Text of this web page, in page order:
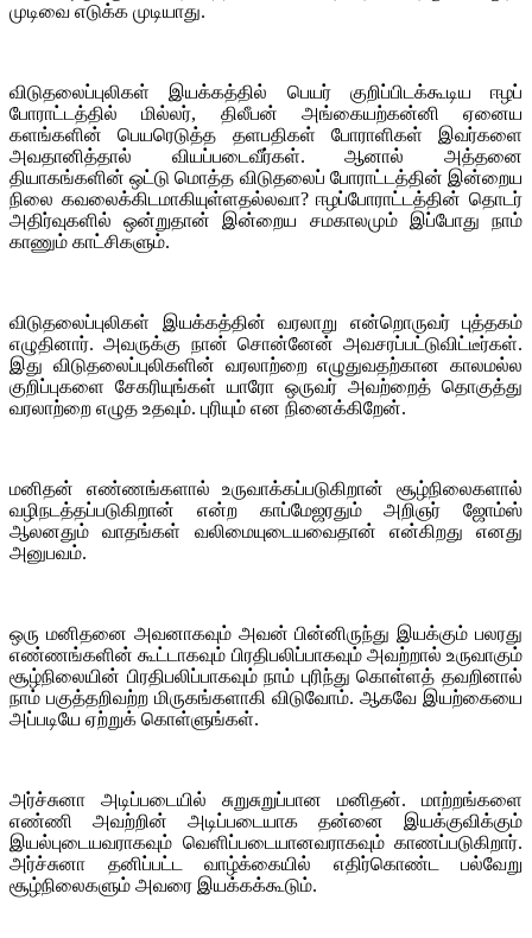
முடிவை எடுக்க முடியாது.
விடுதலைப்புலிகள் இயக்கத்தில் பெயர் குறிப்பிடக்கூடிய ஈழப்
போராட்டத்தில் மில்லர், திலீபன் அங்கையற்கன்னி ஏனைய
களங்களின் பெயரெடுத்த தளபதிகள் போராளிகள் இவர்களை
அவதானித்தால் வியப்படைவீர்கள். ஆனால் அத்தனை
தியாகங்களின் ஒட்டு மொத்த விடுதலைப் போராட்டத்தின் இன்றைய
நிலை கவலைக்கிடமாகியுள்ளதல்லவா? ஈழப்போராட்டத்தின் தொடர்
அதிர்வுகளில் ஒன்றுதான் இன்றைய சமகாலமும் இப்போது நாம்
காணும் காட்சிகளும்.
விடுதலைப்புலிகள் இயக்கத்தின் வரலாறு என்றொருவர் புத்தகம்
எழுதினார். அவருக்கு நான் சொன்னேன் அவசரப்பட்டுவிட்டீர்கள்.
இது விடுதலைப்புலிகளின் வரலாற்றை எழுதுவதற்கான காலமல்ல
குறிப்புகளை சேகரியுங்கள் யாரோ ஒருவர் அவற்றைத் தொகுத்து
வரலாற்றை எழுத உதவும். புரியும் என நினைக்கிறேன்.
மனிதன் எண்ணங்களால் உருவாக்கப்படுகிறான் சூழ்நிலைகளால்
வழிநடத்தப்படுகிறான் என்ற காப்மேஜரதும் அறிஞர் ஜோம்ஸ்
ஆலனதும் வாதங்கள் வலிமையுடையவைதான் என்கிறது எனது
அனுபவம்.
ஒரு மனிதனை அவனாகவும் அவன் பின்னிருந்து இயக்கும் பலரது
எண்ணங்களின் கூட்டாகவும் பிரதிபலிப்பாகவும் அவற்றால் உருவாகும்
சூழ்நிலையின் பிரதிபலிப்பாகவும் நாம் புரிந்து கொள்ளத் தவறினால்
நாம் பகுத்தறிவற்ற மிருகங்களாகி விடுவோம். ஆகவே இயற்கையை
அப்படியே ஏற்றுக் கொள்ளுங்கள்.
அர்ச்சுனா அடிப்படையில் சுறுசுறுப்பான மனிதன். மாற்றங்களை
எண்ணி அவற்றின் அடிப்படையாக தன்னை இயக்குவிக்கும்
இயல்புடையவராகவும் வெளிப்படையானவராகவும் காணப்படுகிறார்.
அர்ச்சுனா தனிப்பட்ட வாழ்க்கையில் எதிர்கொண்ட பல்வேறு
சூழ்நிலைகளும் அவரை இயக்கக்கூடும்.